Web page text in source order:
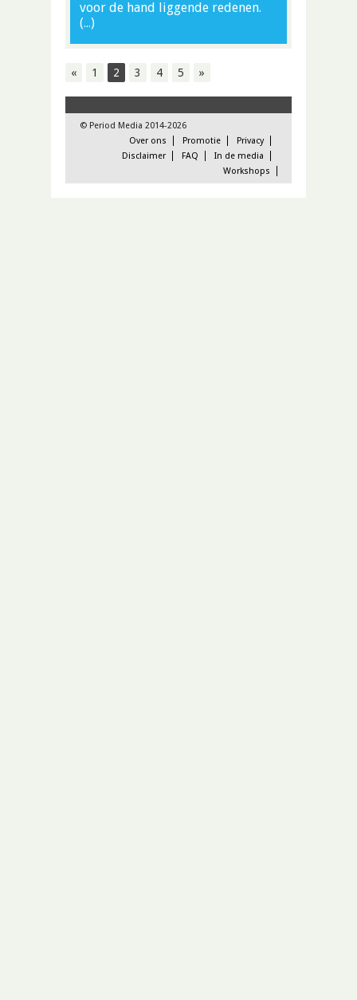
voor de hand liggende redenen.
(…)
« 1 2 3 4 5 »
© Period Media 2014-2026
Over ons
Promotie
Privacy
Disclaimer
FAQ
In de media
Workshops